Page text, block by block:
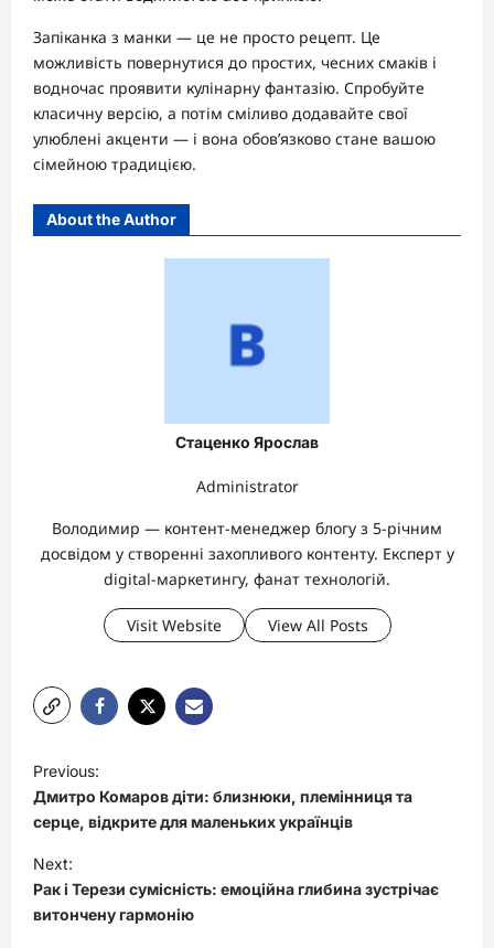
Запіканка з манки — це не просто рецепт. Це
можливість повернутися до простих, чесних смаків і
водночас проявити кулінарну фантазію. Спробуйте
класичну версію, а потім сміливо додавайте свої
улюблені акценти — і вона обов’язково стане вашою
сімейною традицією.
About the Author
Стаценко Ярослав
Administrator
Володимир — контент-менеджер блогу з 5-річним
досвідом у створенні захопливого контенту. Експерт у
digital-маркетингу, фанат технологій.
Visit Website View All Posts
P
o
s
t
n
a
Previous:
Дмитро Комаров діти: близнюки, племінниця та
серце, відкрите для маленьких українців
Next:
Рак і Терези сумісність: емоційна глибина зустрічає
витончену гармонію